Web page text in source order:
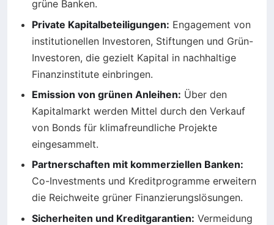
grüne Banken.
Private Kapitalbeteiligungen: Engagement von
institutionellen Investoren, Stiftungen und Grün-
Investoren, die gezielt Kapital in nachhaltige
Finanzinstitute einbringen.
Emission von grünen Anleihen: Über den
Kapitalmarkt werden Mittel durch den Verkauf
von Bonds für klimafreundliche Projekte
eingesammelt.
Partnerschaften mit kommerziellen Banken:
Co-Investments und Kreditprogramme erweitern
die Reichweite grüner Finanzierungslösungen.
Sicherheiten und Kreditgarantien: Vermeidung